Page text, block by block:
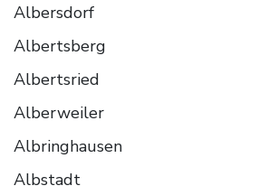
Albersdorf
Albertsberg
Albertsried
Alberweiler
Albringhausen
Albstadt